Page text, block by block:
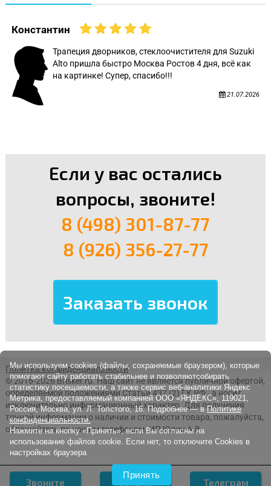
Константин
Трапеция дворников, стеклоочистителя для Suzuki
Alto пришла быстро Москва Ростов 4 дня, всё как
на картинке! Супер, спасибо!!!
21.07.2026
Если у вас остались
вопросы, звоните!
8 (498) 301-87-77
8 (926) 356-27-77
Политка конфиденциальности
© 2016-2026 Brisker.ru.Наш сайт не является публичной офертой,
определяемой положениями Статьи 437 (2) ГК РФ., а носит
исключительно информационный характер. Для получения
точной информации о наличии и стоимости товара, пожалуйста,
обращайтесь по нашим телефонам. ИП Юдин А.В.
Звоните Заявка Телеграм
Мы используем cookies (файлы, сохраняемые браузером), которые
помогают сайту работать стабильнее и позволяютсобирать
статистику посещаемости, а также сервис веб-аналитики Яндекс
Метрика, предоставляемый компанией ООО «ЯНДЕКС», 119021,
Россия, Москва, ул. Л. Толстого, 16. Подробнее — в Политике
конфиденциальности.
Нажмите на кнопку «Принять», если Вы согласны на
использование файлов cookie. Если нет, то отключите Cookies в
настройках браузера
Принять